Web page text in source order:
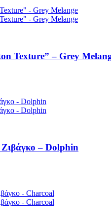
Texture” – Grey
– Dolphin